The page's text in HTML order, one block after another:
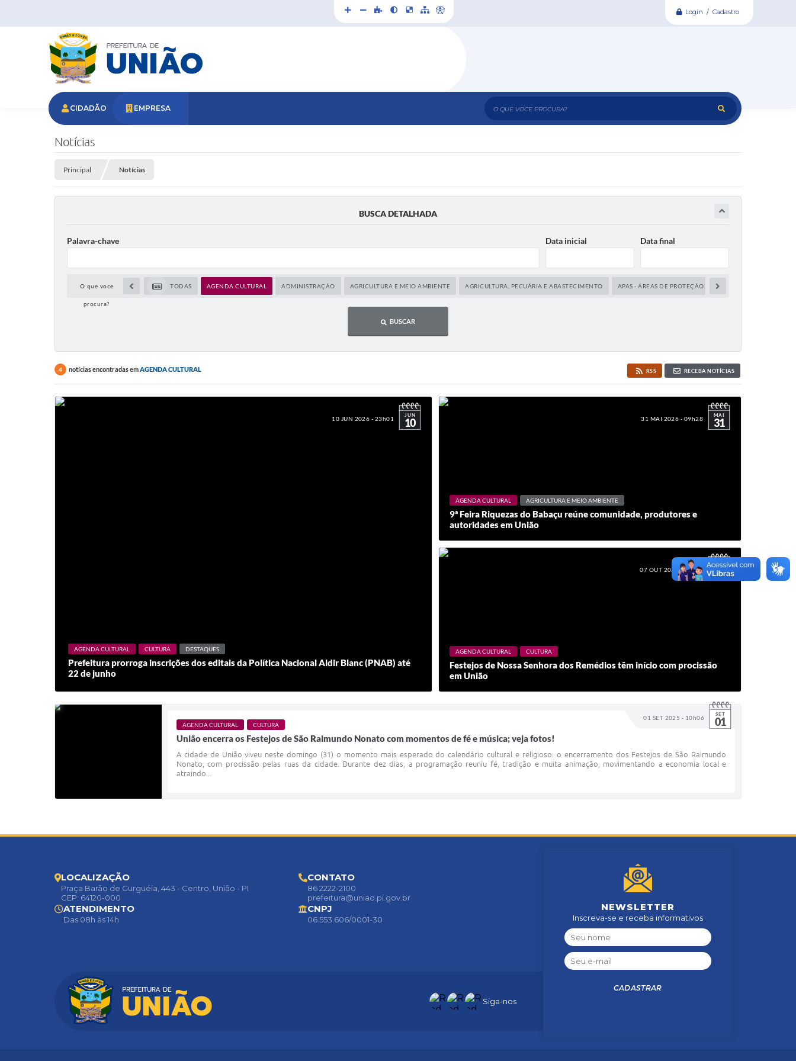
Login / Cadastro
O que voce procura?
CIDADÃO EMPRESA
Notícias
Principal Notícias
BUSCA DETALHADA
Palavra-chave Data inicial Data final
O que voce
procura?
TODAS AGENDA CULTURAL ADMINISTRAÇÃO AGRICULTURA E MEIO AMBIENTE AGRICULTURA, PECUÁRIA E ABASTECIMENTO APAS - ÁREAS DE PROTEÇÃO AMBIENTAL
BUSCAR
4 notícias encontradas emAGENDA CULTURAL RSS RECEBA NOTÍCIAS
10 JUN 2026 - 23h01 JUN
10
AGENDA CULTURAL CULTURA DESTAQUES
Prefeitura prorroga inscrições dos editais da Política Nacional Aldir Blanc (PNAB) até
22 de junho
31 MAI 2026 - 09h28 MAI
31
AGENDA CULTURAL AGRICULTURA E MEIO AMBIENTE
9ª Feira Riquezas do Babaçu reúne comunidade, produtores e
autoridades em União
07 OUT 2025 - 10h48 OUT
07
AGENDA CULTURAL CULTURA
Festejos de Nossa Senhora dos Remédios têm início com procissão
em União
01 SET 2025 - 10h06 SET
01
AGENDA CULTURAL CULTURA
União encerra os Festejos de São Raimundo Nonato com momentos de fé e música; veja fotos!
A cidade de União viveu neste domingo (31) o momento mais esperado do calendário cultural e religioso: o encerramento dos Festejos de São Raimundo
Nonato, com procissão pelas ruas da cidade. Durante dez dias, a programação reuniu fé, tradição e muita animação, movimentando a economia local e
atraindo...
Siga-nos
NEWSLETTER
Inscreva-se e receba informativos
CADASTRAR
LOCALIZAÇÃO
Praça Barão de Gurguéia, 443 - Centro, União - PI
CEP: 64120-000
CONTATO
86 2222-2100
prefeitura@uniao.pi.gov.br
ATENDIMENTO
Das 08h às 14h
CNPJ
06.553.606/0001-30